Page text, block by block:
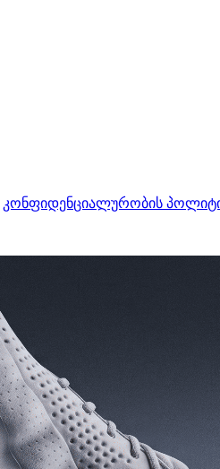
კონფიდენციალურობის